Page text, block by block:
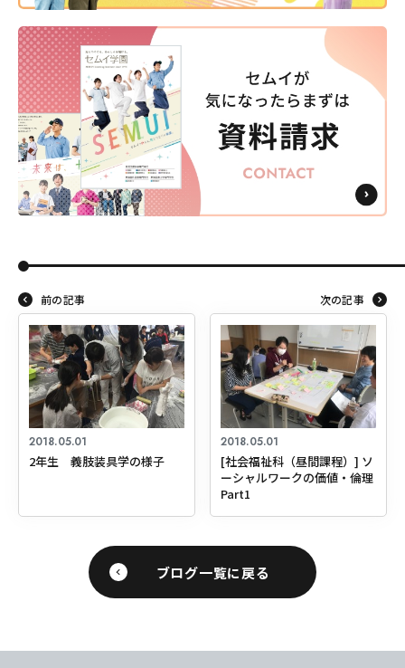
前の記事
2018.05.01
2年生 義肢装具学の様子
次の記事
2018.05.01
[社会福祉科（昼間課程）] ソ
ーシャルワークの価値・倫理
Part1
ブログ一覧に戻る